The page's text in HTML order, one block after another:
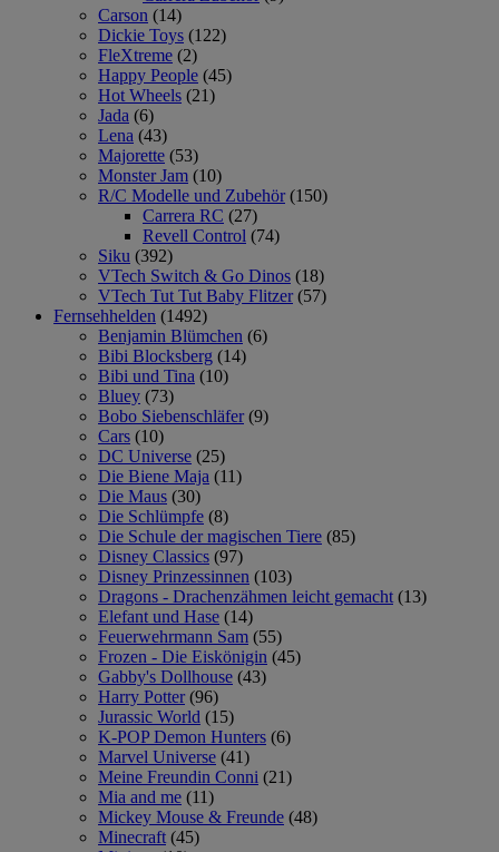
Carson (14)
Dickie Toys (122)
FleXtreme (2)
Happy People (45)
Hot Wheels (21)
Jada (6)
Lena (43)
Majorette (53)
Monster Jam (10)
R/C Modelle und Zubehör (150)
Carrera RC (27)
Revell Control (74)
Siku (392)
VTech Switch & Go Dinos (18)
VTech Tut Tut Baby Flitzer (57)
Fernsehhelden (1492)
Benjamin Blümchen (6)
Bibi Blocksberg (14)
Bibi und Tina (10)
Bluey (73)
Bobo Siebenschläfer (9)
Cars (10)
DC Universe (25)
Die Biene Maja (11)
Die Maus (30)
Die Schlümpfe (8)
Die Schule der magischen Tiere (85)
Disney Classics (97)
Disney Prinzessinnen (103)
Dragons - Drachenzähmen leicht gemacht (13)
Elefant und Hase (14)
Feuerwehrmann Sam (55)
Frozen - Die Eiskönigin (45)
Gabby's Dollhouse (43)
Harry Potter (96)
Jurassic World (15)
K-POP Demon Hunters (6)
Marvel Universe (41)
Meine Freundin Conni (21)
Mia and me (11)
Mickey Mouse & Freunde (48)
Minecraft (45)